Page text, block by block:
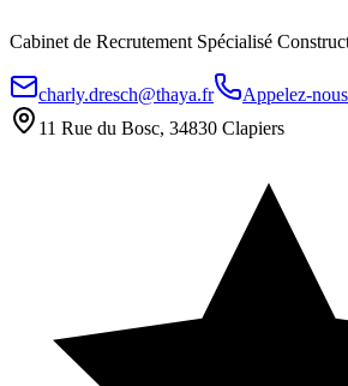
Cabinet de Recrutement Spécialisé
charly.dresch@thaya.fr
Appelez-nous
11 Rue du Bosc, 34830 Clapiers